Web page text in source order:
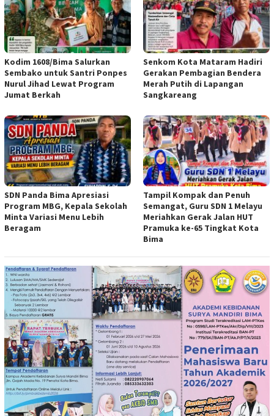
Kodim 1608/Bima Salurkan
Sembako untuk Santri Ponpes
Nurul Jihad Lewat Program
Jumat Berkah
Senkom Kota Mataram Hadiri
Gerakan Pembagian Bendera
Merah Putih di Lapangan
Sangkareang
SDN Panda Bima Apresiasi
Program MBG, Kepala Sekolah
Minta Variasi Menu Lebih
Beragam
Tampil Kompak dan Penuh
Semangat, Guru SDN 1 Melayu
Meriahkan Gerak Jalan HUT
Pramuka ke-65 Tingkat Kota
Bima